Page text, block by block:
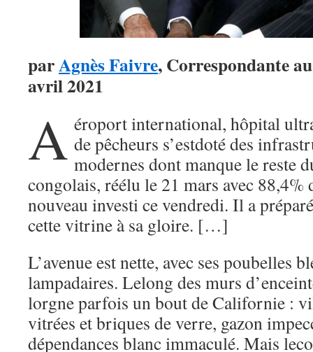
parAgnès Faivre, Correspondante
avril 2021
A éroport international, hôpital
de pêcheurs s’estdoté des
modernes dont manque le reste
congolais, réélu le 21 mars avec 88,4%
nouveau investi ce vendredi. Il a
cette vitrine à sa gloire. […]
L’avenue est nette, avec ses poubelles
lampadaires. Lelong des murs
lorgne parfois un bout de Californie :
vitrées et briques de verre, gazon
dépendances blanc immaculé. Mais